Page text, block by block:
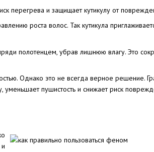
перегрева и защищает кутикулу от
роста волос. Так кутикула
полотенцем, убрав лишнюю влагу. Это
Однако это не всегда верное решение.
пушистость и снижает риск